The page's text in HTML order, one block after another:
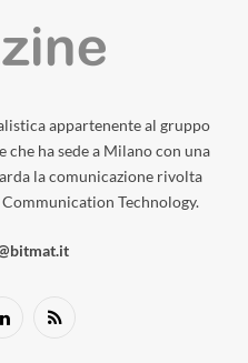
appartenente al gruppo
ha sede a Milano con una
la comunicazione rivolta
Technology.
LinkedInRSS